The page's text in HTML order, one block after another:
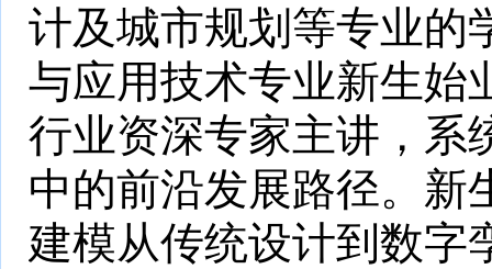
计及城市规划等专业的
与应用技术专业新生始
行业资深专家主讲，系
中的前沿发展路径。 新
建模从传统设计到数字